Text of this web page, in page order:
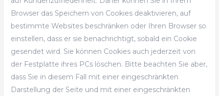
Browser das Speichern von Cookies deaktivieren, auf
bestimmte Websites beschränken oder Ihren Browser so
einstellen, dass er sie benachrichtigt, sobald ein Cookie
gesendet wird. Sie können Cookies auch jederzeit von
der Festplatte ihres PCs löschen. Bitte beachten Sie aber,
dass Sie in diesem Fall mit einer eingeschränkten
Darstellung der Seite und mit einer eingeschränkten